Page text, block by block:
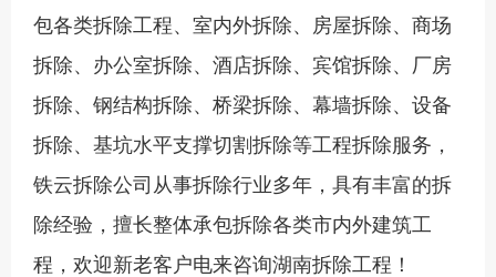
包各类拆除工程、室内外拆除、房屋拆除、商场
拆除、办公室拆除、酒店拆除、宾馆拆除、厂房
拆除、钢结构拆除、桥梁拆除、幕墙拆除、设备
拆除、基坑水平支撑切割拆除等工程拆除服务，
铁云拆除公司从事拆除行业多年，具有丰富的拆
除经验，擅长整体承包拆除各类市内外建筑工
程，欢迎新老客户电来咨询湖南拆除工程！